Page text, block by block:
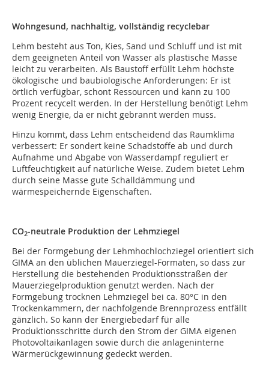
Wohngesund, nachhaltig, vollständig recyclebar
Lehm besteht aus Ton, Kies, Sand und Schluff und ist mit
dem geeigneten Anteil von Wasser als plastische Masse
leicht zu verarbeiten. Als Baustoff erfüllt Lehm höchste
ökologische und baubiologische Anforderungen: Er ist
örtlich verfügbar, schont Ressourcen und kann zu 100
Prozent recycelt werden. In der Herstellung benötigt Lehm
wenig Energie, da er nicht gebrannt werden muss.
Hinzu kommt, dass Lehm entscheidend das Raumklima
verbessert: Er sondert keine Schadstoffe ab und durch
Aufnahme und Abgabe von Wasserdampf reguliert er
Luftfeuchtigkeit auf natürliche Weise. Zudem bietet Lehm
durch seine Masse gute Schalldämmung und
wärmespeichernde Eigenschaften.
CO2-neutrale Produktion der Lehmziegel
Bei der Formgebung der Lehmhochlochziegel orientiert sich
GIMA an den üblichen Mauerziegel-Formaten, so dass zur
Herstellung die bestehenden Produktionsstraßen der
Mauerziegelproduktion genutzt werden. Nach der
Formgebung trocknen Lehmziegel bei ca. 80°C in den
Trockenkammern, der nachfolgende Brennprozess entfällt
gänzlich. So kann der Energiebedarf für alle
Produktionsschritte durch den Strom der GIMA eigenen
Photovoltaikanlagen sowie durch die anlageninterne
Wärmerückgewinnung gedeckt werden.